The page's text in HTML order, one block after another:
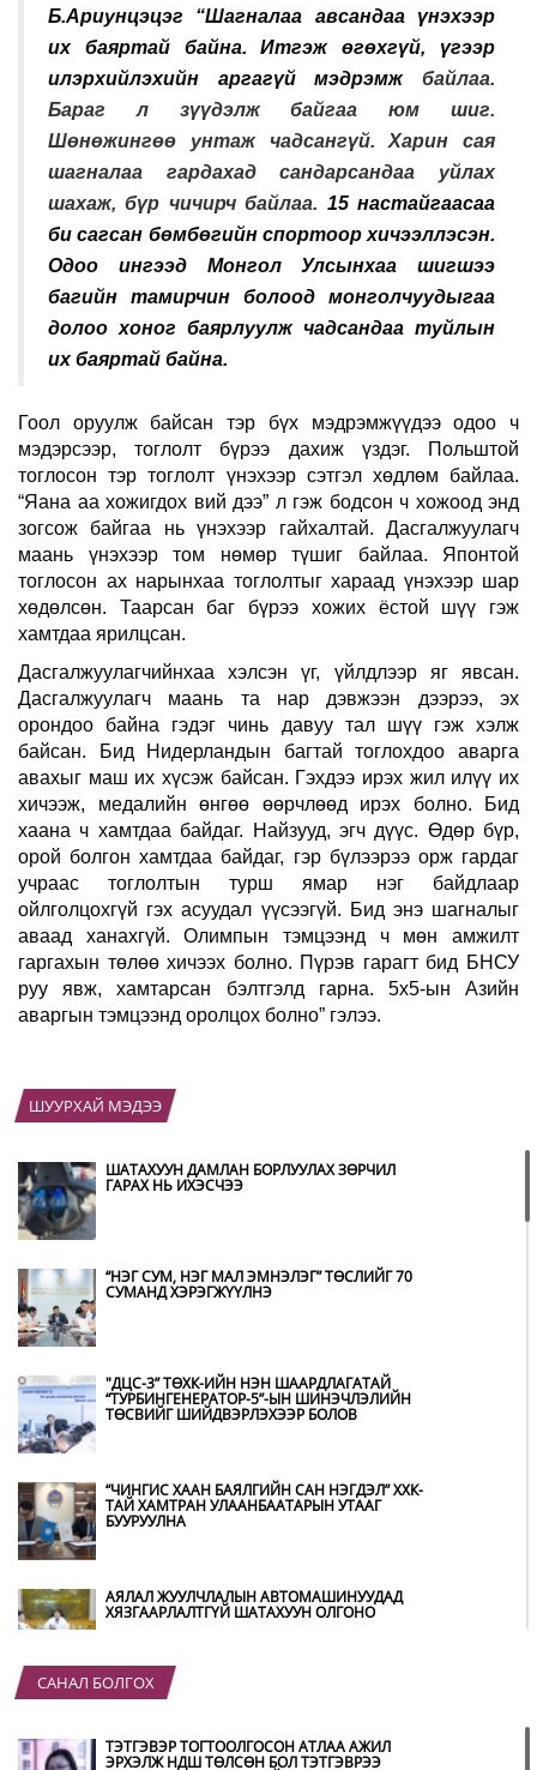
Б.Ариунцэцэг “Шагналаа авсандаа үнэхээр
их баяртай байна. Итгэж өгөхгүй, үгээр
илэрхийлэхийн аргагүй мэдрэмж байлаа.
Бараг л зүүдэлж байгаа юм шиг.
Шөнөжингөө унтаж чадсангүй. Харин сая
шагналаа гардахад сандарсандаа уйлах
шахаж, бүр чичирч байлаа. 15 настайгаасаа
би сагсан бөмбөгийн спортоор хичээллэсэн.
Одоо ингээд Монгол Улсынхаа шигшээ
багийн тамирчин болоод монголчуудыгаа
долоо хоног баярлуулж чадсандаа туйлын
их баяртай байна.
Гоол оруулж байсан тэр бүх мэдрэмжүүдээ одоо ч
мэдэрсээр, тоглолт бүрээ дахиж үздэг. Польштой
тоглосон тэр тоглолт үнэхээр сэтгэл хөдлөм байлаа.
“Яана аа хожигдох вий дээ” л гэж бодсон ч хожоод энд
зогсож байгаа нь үнэхээр гайхалтай. Дасгалжуулагч
маань үнэхээр том нөмөр түшиг байлаа. Японтой
тоглосон ах нарынхаа тоглолтыг хараад үнэхээр шар
хөдөлсөн. Таарсан баг бүрээ хожих ёстой шүү гэж
хамтдаа ярилцсан.
Дасгалжуулагчийнхаа хэлсэн үг, үйлдлээр яг явсан.
Дасгалжуулагч маань та нар дэвжээн дээрээ, эх
орондоо байна гэдэг чинь давуу тал шүү гэж хэлж
байсан. Бид Нидерландын багтай тоглохдоо аварга
авахыг маш их хүсэж байсан. Гэхдээ ирэх жил илүү их
хичээж, медалийн өнгөө өөрчлөөд ирэх болно. Бид
хаана ч хамтдаа байдаг. Найзууд, эгч дүүс. Өдөр бүр,
орой болгон хамтдаа байдаг, гэр бүлээрээ орж гардаг
учраас тоглолтын турш ямар нэг байдлаар
ойлголцохгүй гэх асуудал үүсээгүй. Бид энэ шагналыг
аваад ханахгүй. Олимпын тэмцээнд ч мөн амжилт
гаргахын төлөө хичээх болно. Пүрэв гарагт бид БНСУ
руу явж, хамтарсан бэлтгэлд гарна. 5х5-ын Азийн
аваргын тэмцээнд оролцох болно” гэлээ.
ШУУРХАЙ МЭДЭЭ
ШАТАХУУН ДАМЛАН БОРЛУУЛАХ ЗӨРЧИЛ
ГАРАХ НЬ ИХЭСЧЭЭ
“НЭГ СУМ, НЭГ МАЛ ЭМНЭЛЭГ” ТӨСЛИЙГ 70
СУМАНД ХЭРЭГЖҮҮЛНЭ
"ДЦС-3” ТӨХК-ИЙН НЭН ШААРДЛАГАТАЙ
“ТУРБИНГЕНЕРАТОР-5”-ЫН ШИНЭЧЛЭЛИЙН
ТӨСВИЙГ ШИЙДВЭРЛЭХЭЭР БОЛОВ
“ЧИНГИС ХААН БАЯЛГИЙН САН НЭГДЭЛ” ХХК-
ТАЙ ХАМТРАН УЛААНБААТАРЫН УТААГ
БУУРУУЛНА
АЯЛАЛ ЖУУЛЧЛАЛЫН АВТОМАШИНУУДАД
ХЯЗГААРЛАЛТГҮЙ ШАТАХУУН ОЛГОНО
“ХОТЫН ДАРГА СОНСОЖ БАЙНА” 150150
САНАЛ БОЛГОХ
ТЭТГЭВЭР ТОГТООЛГОСОН АТЛАА АЖИЛ
ЭРХЭЛЖ НДШ ТӨЛСӨН БОЛ ТЭТГЭВРЭЭ